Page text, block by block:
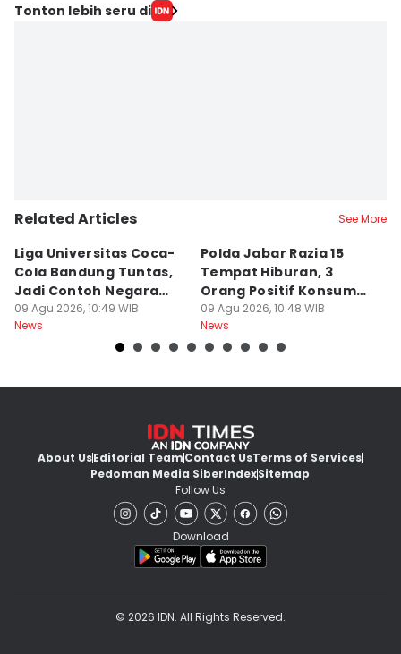
Tonton lebih seru di
Related Articles See More
Liga Universitas Coca-
Cola Bandung Tuntas,
Jadi Contoh Negara
Lain
09 Agu 2026, 10:49 WIB
News
Polda Jabar Razia 15
Tempat Hiburan, 3
Orang Positif Konsumsi
Narkoba
09 Agu 2026, 10:48 WIB
News
About UsEditorial TeamContact UsTerms of Services
Pedoman Media SiberIndexSitemap
Follow Us
Download
© 2026 IDN. All Rights Reserved.